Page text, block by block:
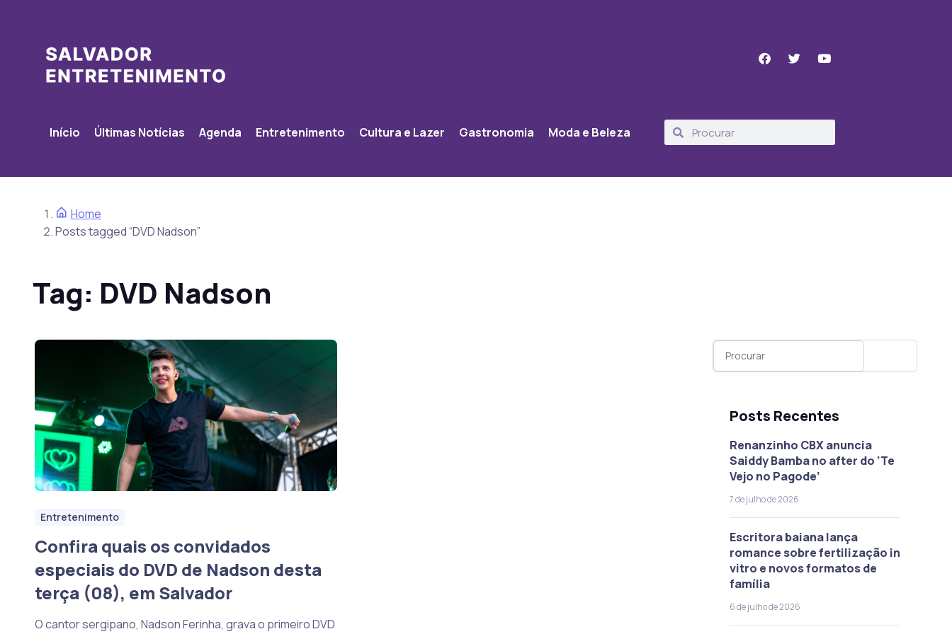
Início Últimas Notícias Agenda Entretenimento Cultura e Lazer Gastronomia Moda e Beleza
Home
Posts tagged “DVD Nadson”
Tag: DVD Nadson
Entretenimento
Confira quais os convidados
especiais do DVD de Nadson desta
terça (08), em Salvador
O cantor sergipano, Nadson Ferinha, grava o primeiro DVD
Posts Recentes
Renanzinho CBX anuncia
Saiddy Bamba no after do ‘Te
Vejo no Pagode’
7 de julho de 2026
Escritora baiana lança
romance sobre fertilização in
vitro e novos formatos de
família
6 de julho de 2026